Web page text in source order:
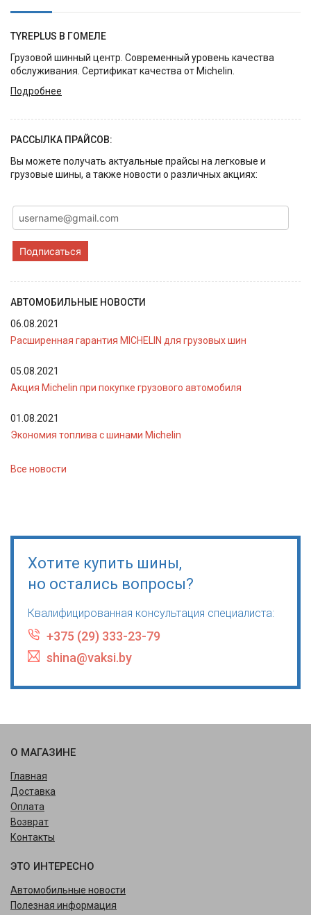
TYREPLUS В ГОМЕЛЕ
Грузовой шинный центр. Современный уровень качества
обслуживания. Сертификат качества от Michelin.
Подробнее
РАССЫЛКА ПРАЙСОВ:
Вы можете получать актуальные прайсы на легковые и
грузовые шины, а также новости о различных акциях:
Подписаться
АВТОМОБИЛЬНЫЕ НОВОСТИ
06.08.2021
Расширенная гарантия MICHELIN для грузовых шин
05.08.2021
Акция Michelin при покупке грузового автомобиля
01.08.2021
Экономия топлива с шинами Michelin
Все новости
Хотите купить шины,
но остались вопросы?
Квалифицированная консультация специалиста:
+375 (29) 333-23-79
shina@vaksi.by
О МАГАЗИНЕ
Главная
Доставка
Оплата
Возврат
Контакты
ЭТО ИНТЕРЕСНО
Автомобильные новости
Полезная информация